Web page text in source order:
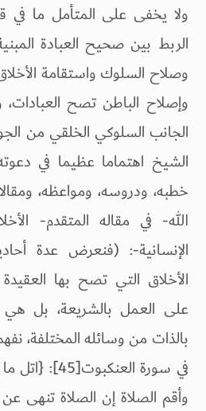
ولا يخفى على المتأمل ما
الربط بين صحيح العبادة
وصلاح السلوك واستقامة
وإصلاح الباطن تصح العبادات،
الجانب السلوكي الخلقي من
الشيخ اهتماما عظيما في
خطبه، ودروسه، ومواعظه،
الله- في مقاله المتقدم-
الإنسانية-: (فنعرض عدة
الأخلاق التي تصح بها العقيدة
على العمل بالشريعة، بل هي
بالذات من وسائله المختلفة،
في سورة
وأقم الصلاة إن الصلاة تنهى